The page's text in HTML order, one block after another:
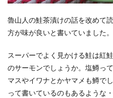
魯山人の鮭茶漬けの話を改めて
方が味が良いと書いていました。
スーパーでよく見かける鮭は紅
のサーモンでしょうか。塩鱒っ
マスやイワナとかヤマメも鱒で
って書いているのもあるような・